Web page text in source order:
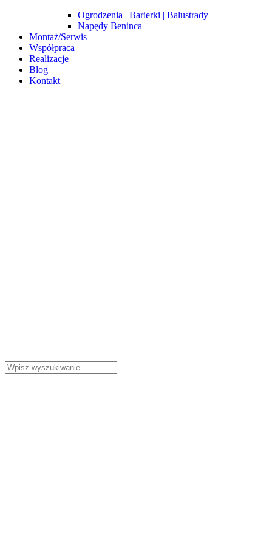
Ogrodzenia | Barierki | Balustrady
Napędy Beninca
Montaż/Serwis
Współpraca
Realizacje
Blog
Kontakt